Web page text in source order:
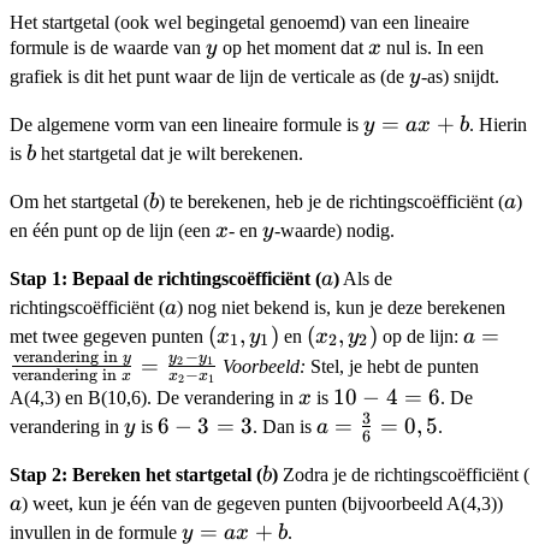
Het startgetal (ook wel begingetal genoemd) van een lineaire
formule is de waarde van y
yop het moment dat x
x nul is. In een
grafiek is dit het punt waar de lijn de verticale as (de y
y-as) snijdt.
De algemene vorm van een lineaire formule is y
+
b
y = ax + b. Hierin
is b
b het startgetal dat je wilt berekenen.
Om het startgetal (b
b) te berekenen, heb je de richtingscoëfficiënt (a
a)
en één punt op de lijn (een x
x- en y
y-waarde) nodig.
Stap 1: Bepaal de richtingscoëfficiënt (a
a) Als de
richtingscoëfficiënt (a
a) nog niet bekend is, kun je deze berekenen
met twee gegeven punten (x_1,
y_1)
(x1, y1 ) en (x_2,
y_2)
(x2, y2) op de lijn: a =
in } y}
{x_2 -
a =
verandering inx
verandering in y = x2−x1
y2 −y1 Voorbeeld: Stel, je hebt de punten
A(4,3) en B(10,6). De verandering in x
x is 10
-
=
6
10 − 4 = 6. De
verandering in y
yis 6
3
=
3
6 − 3 = 3. Dan isa =
{6} =
0,5
a = 6
3 = 0, 5.
Stap 2: Bereken het startgetal (b
b) Zodra je de richtingscoëfficiënt (
a) weet, kun je één van de gegeven punten (bijvoorbeeld A(4,3))
invullen in de formule y
y = ax + b.